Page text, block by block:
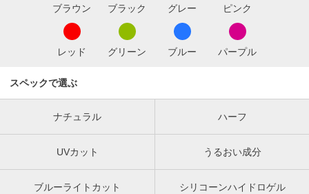
ブラウン ブラック グレー ピンク
レッド グリーン ブルー パープル
スペックで選ぶ
ナチュラル ハーフ
UVカット うるおい成分
ブルーライトカット シリコーンハイドロゲル